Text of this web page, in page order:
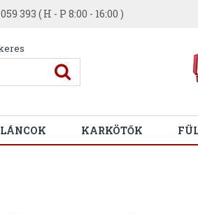
393 ( H - P 8:00 - 16:00 )
KARKÖTŐK